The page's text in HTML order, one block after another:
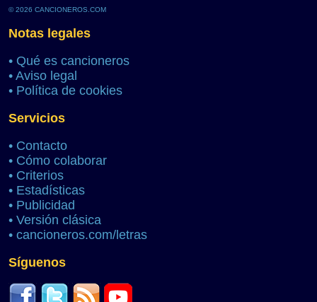
© 2026 CANCIONEROS.COM
Notas legales
• Qué es cancioneros
• Aviso legal
• Política de cookies
Servicios
• Contacto
• Cómo colaborar
• Criterios
• Estadísticas
• Publicidad
• Versión clásica
• cancioneros.com/letras
Síguenos